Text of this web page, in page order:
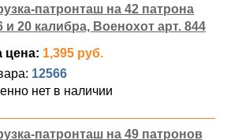
патронташ на 42 патрона
и 20 калибра, Военохот арт. 844
цена: 1,395 руб.
12566
нет в наличии
патронташ на 49 патронов